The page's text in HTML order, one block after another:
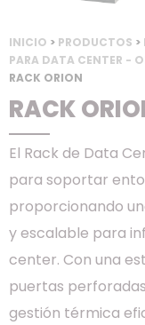
INICIO > PRODUCTOS >
PARA DATA CENTER -
RACK ORION
RACK
El Rack de Data
para soportar
proporcionando
y escalable para
center. Con una
puertas
gestión térmica